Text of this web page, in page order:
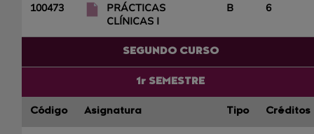
100473
PRÁCTICAS
CLÍNICAS I
B 6
SEGUNDO CURSO
1r SEMESTRE
Código Asignatura Tipo Créditos